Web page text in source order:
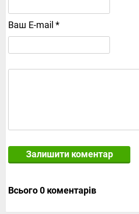
Ваш E-mail *
Залишити коментар
Всього 0 коментарів